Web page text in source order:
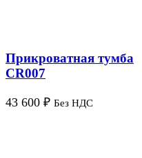
Прикроватная тумба
CR007
43 600 ₽ Без НДС